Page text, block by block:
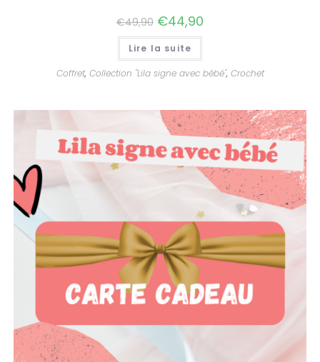
€49,90 €44,90
Lire la suite
Coffret, Collection "Lila signe avec bébé", Crochet